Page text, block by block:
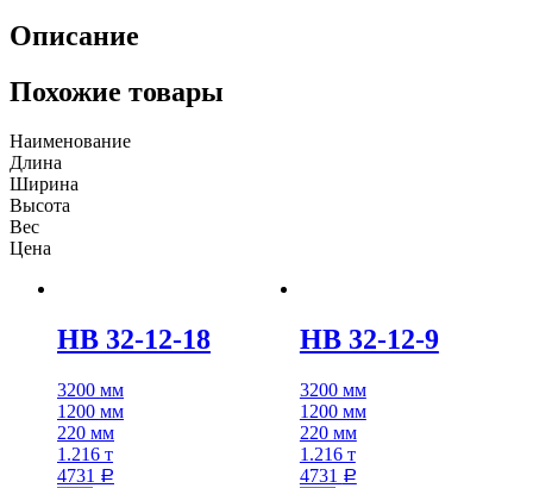
Описание
Похожие товары
Наименование
Длина
Ширина
Высота
Вес
Цена
НВ 32-12-18
3200 мм
1200 мм
220 мм
1.216 т
4731
Р
НВ 32-12-9
3200 мм
1200 мм
220 мм
1.216 т
4731
Р